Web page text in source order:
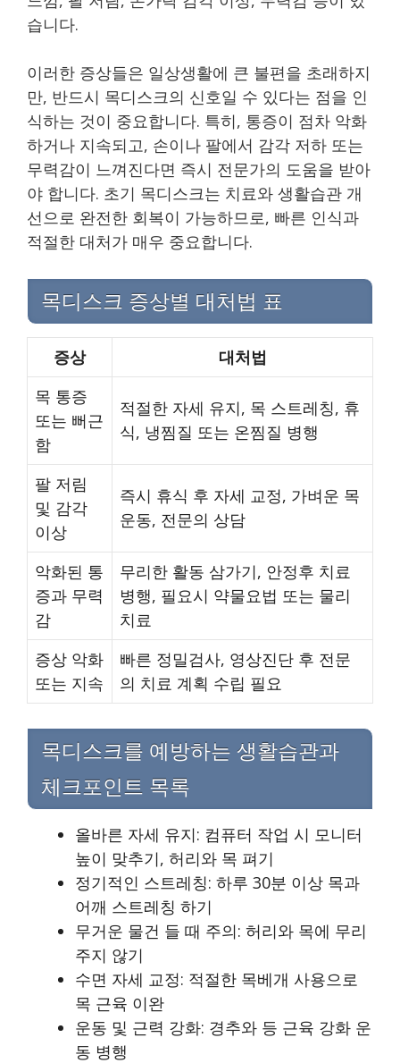
습니다.
이러한 증상들은 일상생활에 큰 불편을 초래하지
만, 반드시 목디스크의 신호일 수 있다는 점을 인
식하는 것이 중요합니다. 특히, 통증이 점차 악화
하거나 지속되고, 손이나 팔에서 감각 저하 또는
무력감이 느껴진다면 즉시 전문가의 도움을 받아
야 합니다. 초기 목디스크는 치료와 생활습관 개
선으로 완전한 회복이 가능하므로, 빠른 인식과
적절한 대처가 매우 중요합니다.
목디스크 증상별 대처법 표
증상
대처법
목 통증
또는 뻐근
함
적절한 자세 유지, 목 스트레칭, 휴
식, 냉찜질 또는 온찜질 병행
팔 저림
및 감각
이상
즉시 휴식 후 자세 교정, 가벼운 목
운동, 전문의 상담
악화된 통
증과 무력
감
무리한 활동 삼가기, 안정후 치료
병행, 필요시 약물요법 또는 물리
치료
증상 악화
또는 지속
빠른 정밀검사, 영상진단 후 전문
의 치료 계획 수립 필요
목디스크를 예방하는 생활습관과
체크포인트 목록
올바른 자세 유지: 컴퓨터 작업 시 모니터
높이 맞추기, 허리와 목 펴기
정기적인 스트레칭: 하루 30분 이상 목과
어깨 스트레칭 하기
무거운 물건 들 때 주의: 허리와 목에 무리
주지 않기
수면 자세 교정: 적절한 목베개 사용으로
목 근육 이완
운동 및 근력 강화: 경추와 등 근육 강화 운
동 병행